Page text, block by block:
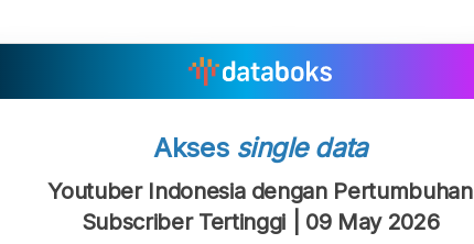
FontFont
Sedang
Font
Besar
Akses single data
Youtuber Indonesia dengan Pertumbuhan
Subscriber Tertinggi | 09 May 2026